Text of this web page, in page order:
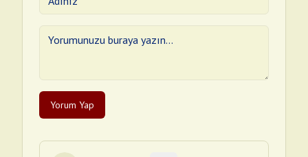
Yorum Yap